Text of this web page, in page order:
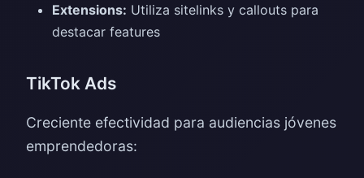
Extensions: Utiliza sitelinks y callouts para
destacar features
TikTok Ads
Creciente efectividad para audiencias jóvenes
emprendedoras: